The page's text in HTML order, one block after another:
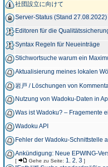
社団設立に向けて
Server-Status (Stand 27.08.2022)
Editoren für die
Syntax Regeln für Neueinträge
Stichwortsuche warum ein
Aktualisierung meines lokalen
岩戸 / Löschungen von
Nutzung von Wadoku-Daten in
Was ist Wadoku? – Fragemente
Wadoku API
Fehler der Wadoku-Schnittstelle
Ankündigung: Neue EPWING-
[ Gehe zu Seite: 1 2 3 ]